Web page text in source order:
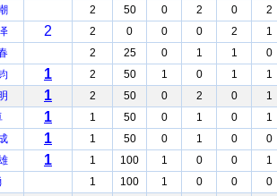
2 50 0 2 0
2
2 2 0 0 0 2
1
2 25 0 1 1
0
1 2 50 1 0 1
1
1 2 50 0 2 0
1
1 1 50 0 1 0
1
1 1 50 0 1 0
0
1 1 100 1 0 0
1
1 100 1 0 0
0